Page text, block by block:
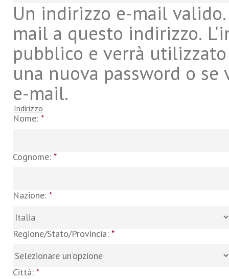
Un indirizzo e-mail
mail a questo indirizzo.
pubblico e verrà
una nuova password o
e-mail.
Indirizzo
Nome: *
Cognome: *
Nazione: *
Regione/Stato/Provincia: *
Città: *